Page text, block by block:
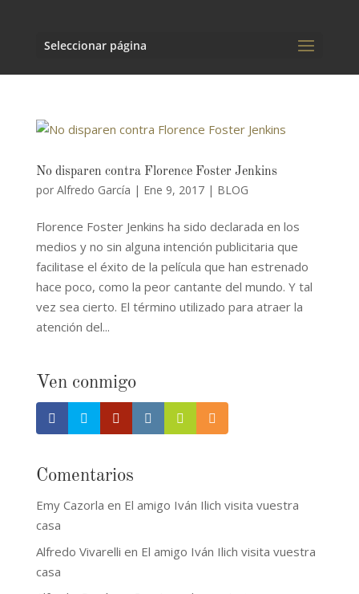
Seleccionar página
No disparen contra Florence Foster Jenkins
por Alfredo García | Ene 9, 2017| BLOG
Florence Foster Jenkins ha sido declarada en los
medios y no sin alguna intención publicitaria que
facilitase el éxito de la película que han estrenado
hace poco, como la peor cantante del mundo. Y tal
vez sea cierto. El término utilizado para atraer la
atención del...
Ven conmigo
Comentarios
Emy Cazorla en El amigo Iván Ilich visita vuestra
casa
Alfredo Vivarelli en El amigo Iván Ilich visita vuestra
casa